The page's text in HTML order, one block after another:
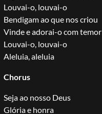
Louvai-o, louvai-o
Bendigam ao que nos criou
Vinde e adorai-o com temor
Louvai-o, louvai-o
Aleluia, aleluia
Chorus
Seja ao nosso Deus
Glória e honra